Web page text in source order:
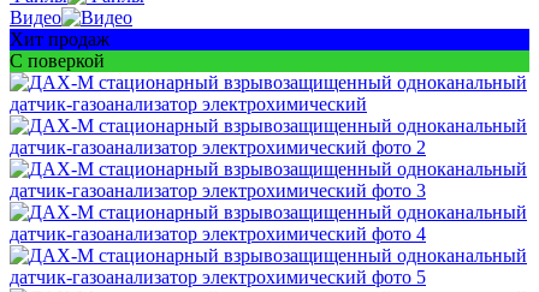
Видео
Хит продаж
С поверкой